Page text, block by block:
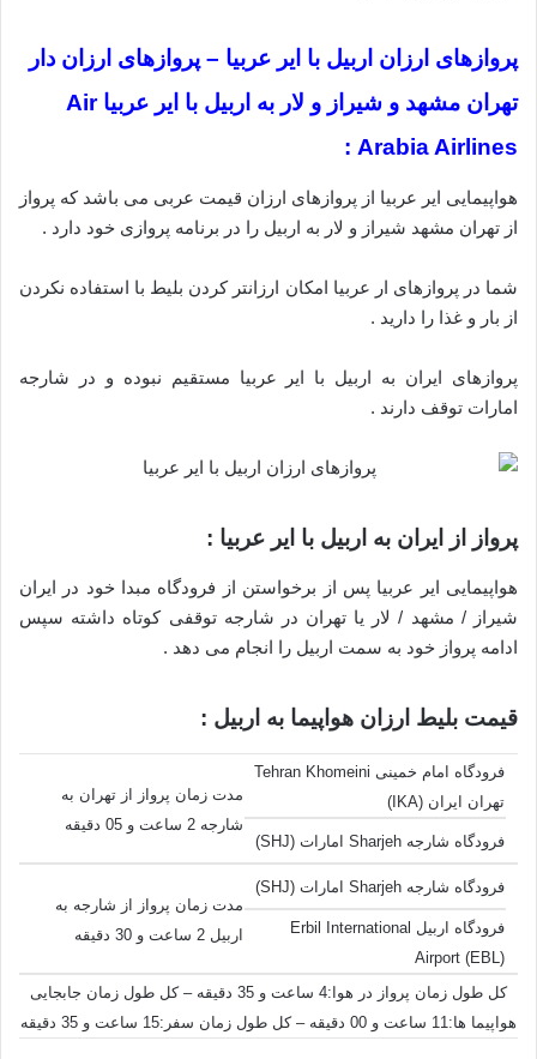
پروازهای ارزان اربیل با ایر عربیا – پروازهای ارزان دار
تهران مشهد و شیراز و لار به اربیل با ایر عربیا Air
Arabia Airlines :
هواپیمایی ایر عربیا از پروازهای ارزان قیمت عربی می باشد که پرواز
از تهران مشهد شیراز و لار به اربیل را در برنامه پروازی خود دارد .
شما در پروازهای ار عربیا امکان ارزانتر کردن بلیط با استفاده نکردن
از بار و غذا را دارید .
پروازهای ایران به اربیل با ایر عربیا مستقیم نبوده و در شارجه
امارات توقف دارند .
پرواز از ایران به اربیل با ایر عربیا :
هواپیمایی ایر عربیا پس از برخواستن از فرودگاه مبدا خود در ایران
شیراز / مشهد / لار یا تهران در شارجه توقفی کوتاه داشته سپس
ادامه پرواز خود به سمت اربیل را انجام می دهد .
قیمت بلیط ارزان هواپیما به اربیل :
فرودگاه امام خمینی Tehran Khomeini
تهران ایران (IKA)
مدت زمان پرواز از تهران به
شارجه 2 ساعت و 05 دقیقه
فرودگاه شارجه Sharjeh امارات (SHJ)
فرودگاه شارجه Sharjeh امارات (SHJ)
مدت زمان پرواز از شارجه به
اربیل 2 ساعت و 30 دقیقه
فرودگاه اربیل Erbil International
Airport (EBL)
کل طول زمان پرواز در هوا:4 ساعت و 35 دقیقه – کل طول زمان جابجایی
هواپیما ها:11 ساعت و 00 دقیقه – کل طول زمان سفر:15 ساعت و 35 دقیقه